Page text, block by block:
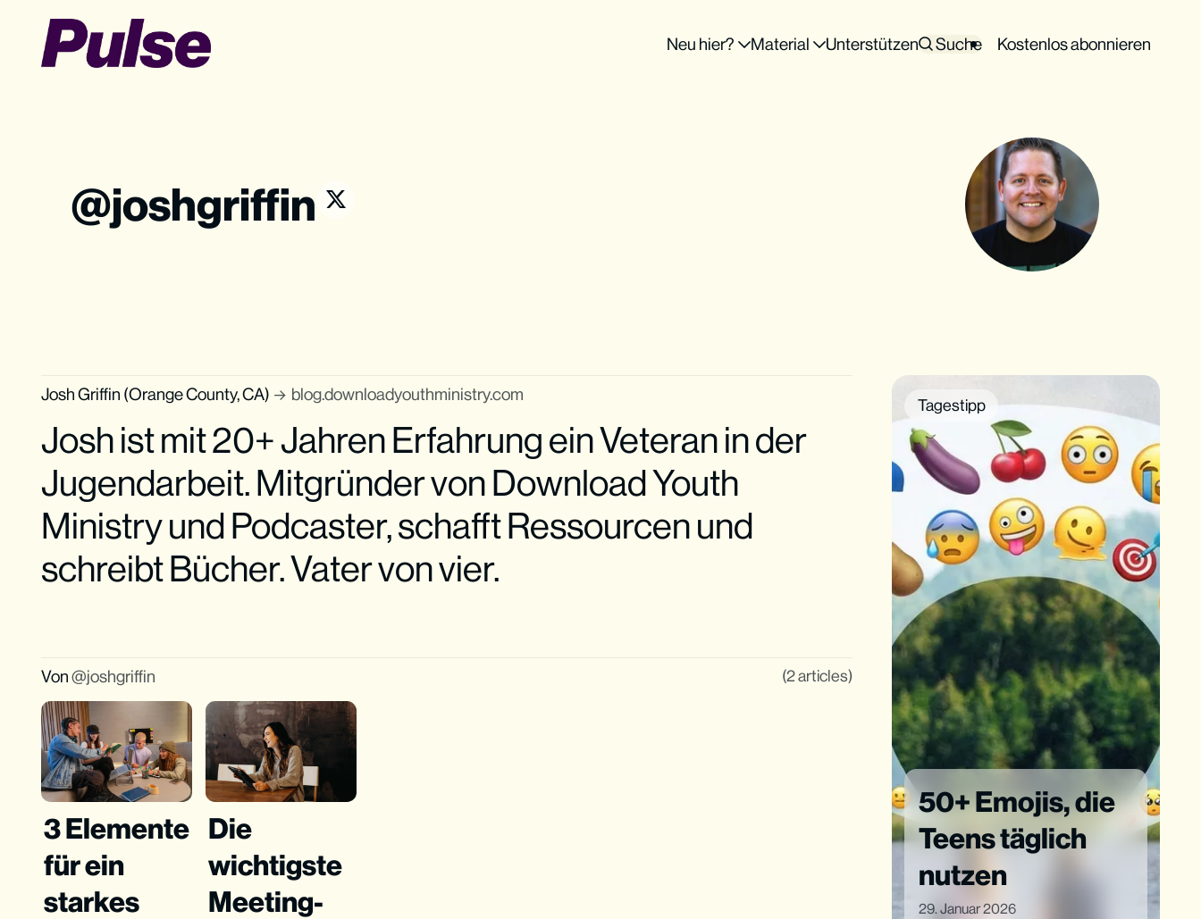
Neu hier? Material Unterstützen Suche Kostenlos abonnieren
joshgriffin
Tagestipp
50+ Emojis, die
Teens täglich
nutzen
29. Januar 2026
Josh Griffin (Orange County, CA) blog.downloadyouthministry.com
Josh ist mit 20+ Jahren Erfahrung ein Veteran in der
Jugendarbeit. Mitgründer von Download Youth
Ministry und Podcaster, schafft Ressourcen und
schreibt Bücher. Vater von vier.
Von joshgriffin (2 articles)
3 Elemente
für ein
starkes
Die
wichtigste
Meeting-